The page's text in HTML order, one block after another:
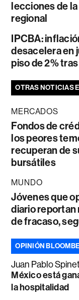
lecciones de
regional
IPCBA:
desacelera en
piso de 2%
OTRAS NOTICIAS
MERCADOS
Fondos de
los peores
recuperan de
bursátiles
MUNDO
Jóvenes que
diario
de fracaso,
OPINIÓN
Juan Pablo
México está
la hospitalidad